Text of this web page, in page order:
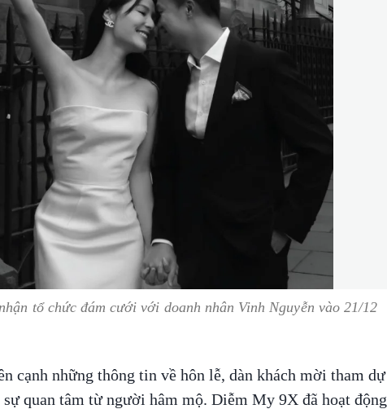
tổ chức đám cưới với doanh nhân Vinh Nguyễn vào 21/12
cạnh những thông tin về hôn lễ, dàn khách mời tham dự
sự quan tâm từ người hâm mộ. Diễm My 9X đã hoạt động